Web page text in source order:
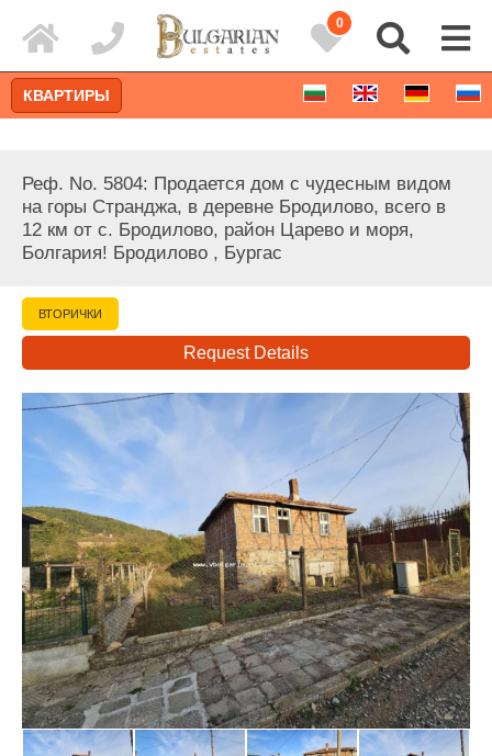
0
Расширенный поиск
КВАРТИРЫ
Реф. No. 5804: Продается дом с чудесным видом
на горы Странджа, в деревне Бродилово, всего в
12 км от с. Бродилово, район Царево и моря,
Болгария! Бродилово , Бургас
ВТОРИЧКИ
Request Details